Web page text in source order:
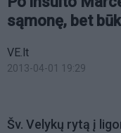
sąmonę, bet
VE.lt
2013-04-01 19:29
Šv. Velykų rytą į